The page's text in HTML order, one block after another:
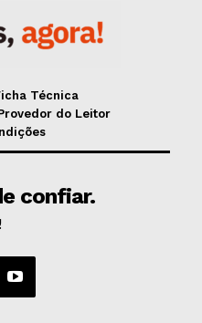
Técnica
do Leitor
confiar.